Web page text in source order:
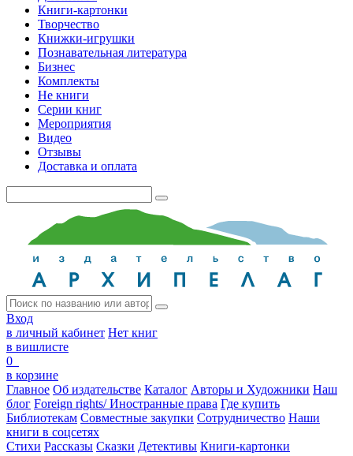
Книги-картонки
Творчество
Книжки-игрушки
Познавательная литература
Бизнес
Комплекты
Не книги
Серии книг
Мероприятия
Видео
Отзывы
Доставка и оплата
Вход
в личный кабинет Нет книг
в вишлисте
0
в корзине
Главное Об издательстве Каталог Авторы и Художники Наш
блог Foreign rights/ Иностранные права Где купить
Библиотекам Совместные закупки Сотрудничество Наши
книги в соцсетях
Стихи Рассказы Сказки Детективы Книги-картонки